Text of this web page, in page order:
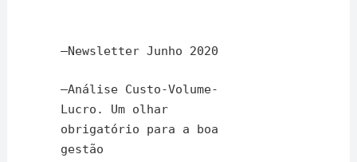
–Newsletter Junho 2020
–Análise Custo-Volume-
Lucro. Um olhar
obrigatório para a boa
gestão